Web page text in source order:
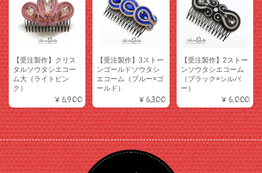
【受注製作】クリス
タルソウタシエコー
ム大（ライトピン
ク）
¥6,900
【受注製作】3ストー
ンゴールドソウタシ
エコーム（ブルー×ゴ
ールド）
¥6,300
【受注製作】2ストー
ンソウタシエコーム
（ブラック×シルバ
ー）
¥6,000